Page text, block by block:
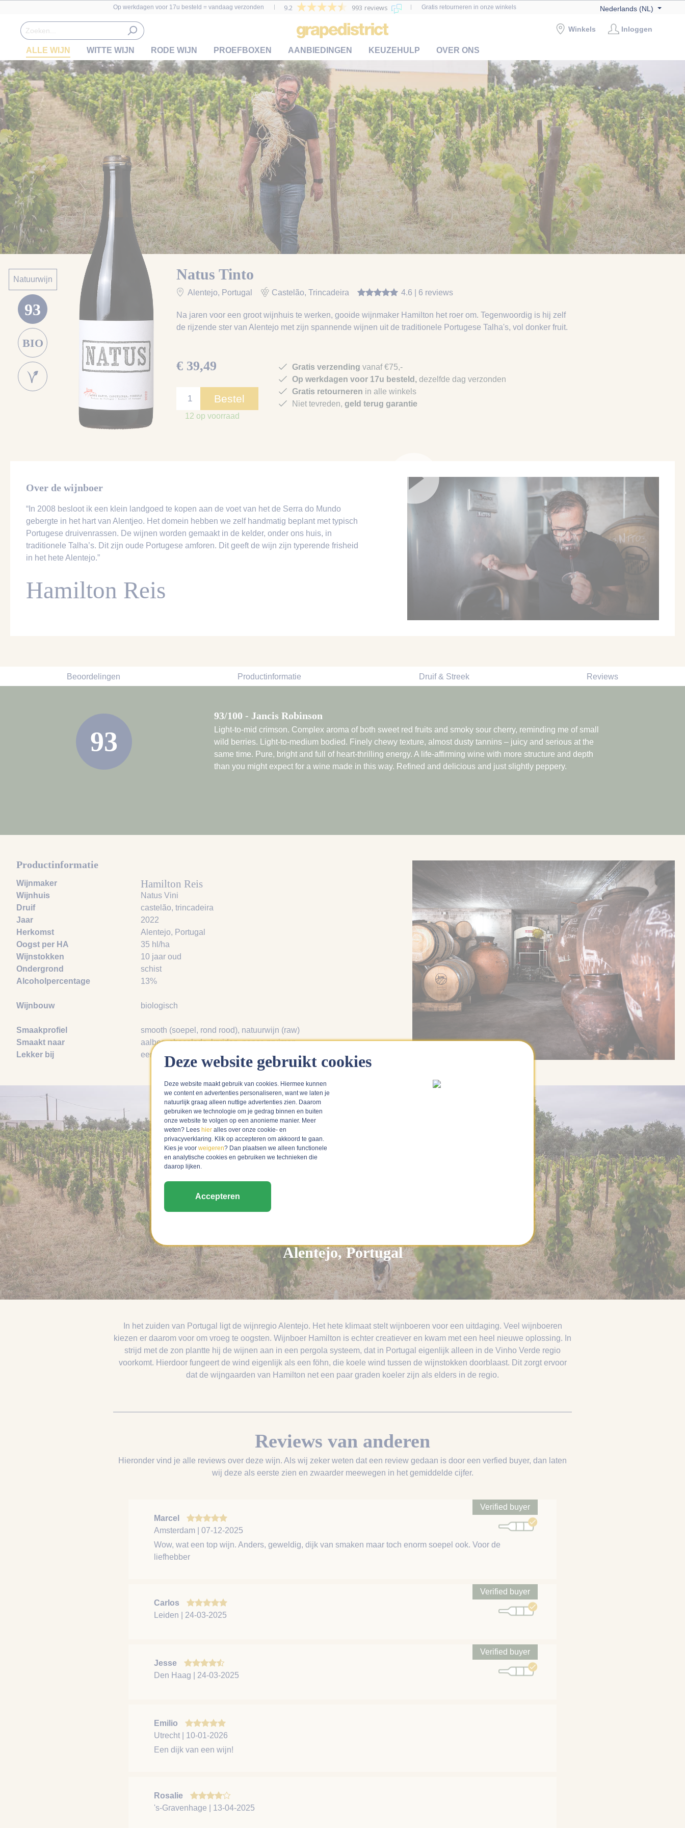
Nederlands (NL)
Op werkdagen voor 17u besteld = vandaag verzonden 9.2 993 reviews Gratis retourneren in onze winkels
ALLE WIJN WITTE WIJN RODE WIJN PROEFBOXEN AANBIEDINGEN KEUZEHULP OVER ONS
Winkels Inloggen
Natuurwijn
93
BIO
Natus Tinto
Alentejo, Portugal Castelão, Trincadeira 4.6 | 6 reviews
Na jaren voor een groot wijnhuis te werken, gooide wijnmaker Hamilton het roer om. Tegenwoordig is hij zelf
de rijzende ster van Alentejo met zijn spannende wijnen uit de traditionele Portugese Talha's, vol donker fruit.
€ 39,49
Bestel
12 op voorraad
Gratis verzending vanaf €75,-
Op werkdagen voor 17u besteld, dezelfde dag verzonden
Gratis retourneren in alle winkels
Niet tevreden, geld terug garantie
Over de wijnboer
“In 2008 besloot ik een klein landgoed te kopen aan de voet van het de Serra do Mundo
gebergte in het hart van Alentjeo. Het domein hebben we zelf handmatig beplant met typisch
Portugese druivenrassen. De wijnen worden gemaakt in de kelder, onder ons huis, in
traditionele Talha’s. Dit zijn oude Portugese amforen. Dit geeft de wijn zijn typerende frisheid
in het hete Alentejo.”
Hamilton Reis
Beoordelingen Productinformatie Druif & Streek Reviews
93
93/100 - Jancis Robinson
Light-to-mid crimson. Complex aroma of both sweet red fruits and smoky sour cherry, reminding me of small
wild berries. Light-to-medium bodied. Finely chewy texture, almost dusty tannins – juicy and serious at the
same time. Pure, bright and full of heart-thrilling energy. A life-affirming wine with more structure and depth
than you might expect for a wine made in this way. Refined and delicious and just slightly peppery.
Productinformatie
Wijnmaker Hamilton Reis
Wijnhuis
Natus Vini
Druif
castelão, trincadeira
Jaar
2022
Herkomst
Alentejo, Portugal
Oogst per HA
35 hl/ha
Wijnstokken
10 jaar oud
Ondergrond
schist
Alcoholpercentage
13%
Wijnbouw biologisch
Smaakprofiel smooth (soepel, rond rood), natuurwijn (raw)
Smaakt naar
aalbes, chocolade, kruiden, peper, pruimen
Lekker bij
eend , rendang
Alentejo, Portugal
In het zuiden van Portugal ligt de wijnregio Alentejo. Het hete klimaat stelt wijnboeren voor een uitdaging. Veel wijnboeren
kiezen er daarom voor om vroeg te oogsten. Wijnboer Hamilton is echter creatiever en kwam met een heel nieuwe oplossing. In
strijd met de zon plantte hij de wijnen aan in een pergola systeem, dat in Portugal eigenlijk alleen in de Vinho Verde regio
voorkomt. Hierdoor fungeert de wind eigenlijk als een föhn, die koele wind tussen de wijnstokken doorblaast. Dit zorgt ervoor
dat de wijngaarden van Hamilton net een paar graden koeler zijn als elders in de regio.
Reviews van anderen
Hieronder vind je alle reviews over deze wijn. Als wij zeker weten dat een review gedaan is door een verfied buyer, dan laten
wij deze als eerste zien en zwaarder meewegen in het gemiddelde cijfer.
Marcel
Amsterdam | 07-12-2025
Verified buyer
Wow, wat een top wijn. Anders, geweldig, dijk van smaken maar toch enorm soepel ook. Voor de
liefhebber
Carlos
Leiden | 24-03-2025
Verified buyer
Jesse
Den Haag | 24-03-2025
Verified buyer
Emilio
Utrecht | 10-01-2026
Een dijk van een wijn!
Rosalie
's-Gravenhage | 13-04-2025
Deze website gebruikt cookies
Deze website maakt gebruik van cookies. Hiermee kunnen
we content en advertenties personaliseren, want we laten je
natuurlijk graag alleen nuttige advertenties zien. Daarom
gebruiken we technologie om je gedrag binnen en buiten
onze website te volgen op een anonieme manier. Meer
weten? Lees hier alles over onze cookie- en
privacyverklaring. Klik op accepteren om akkoord te gaan.
Kies je voor weigeren? Dan plaatsen we alleen functionele
en analytische cookies en gebruiken we technieken die
daarop lijken.
Accepteren